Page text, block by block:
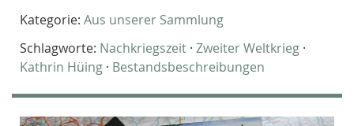
Kategorie: Aus unserer Sammlung
Schlagworte: Nachkriegszeit · Zweiter Weltkrieg ·
Kathrin Hüing · Bestandsbeschreibungen